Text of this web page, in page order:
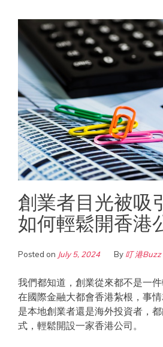
創業者目光被吸
如何輕鬆開香港
Posted on July 5, 2024 By 叮 港Buzz
我們都知道，創業從來都不是一
在國際金融大都會香港紮根，事
是本地創業者還是海外投資者，
式，輕鬆開設一家香港公司。